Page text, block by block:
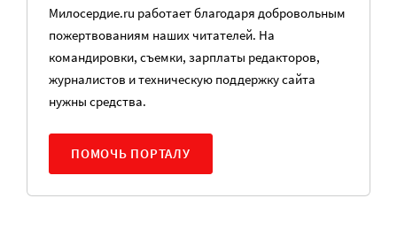
Милосердие.ru работает благодаря добровольным
пожертвованиям наших читателей. На
командировки, съемки, зарплаты редакторов,
журналистов и техническую поддержку сайта
нужны средства.
ПОМОЧЬ ПОРТАЛУ